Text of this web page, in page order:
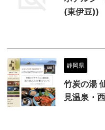
(東伊豆))
静岡県
竹炭の湯
見温泉・